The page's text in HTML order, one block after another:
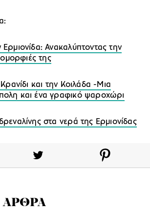
Ανακαλύπτοντας την
ομορφιές της
και την Κοιλάδα -Μια
και ένα γραφικό ψαροχώρι
στα νερά της Ερμιονίδας
ΑΡΘΡΑ